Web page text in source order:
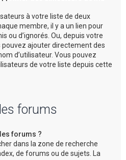
à votre liste de deux
membre, il y a un lien pour
ou d’ignorés. Ou, depuis votre
pouvez ajouter directement des
d’utilisateur. Vous pouvez
de votre liste depuis cette
forums
forums ?
dans la zone de recherche
de forums ou de sujets. La